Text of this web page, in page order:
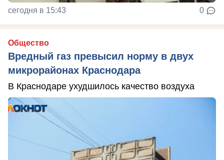
сегодня в 15:43 0
Общество
Вредный газ превысил норму в двух
микрорайонах Краснодара
В Краснодаре ухудшилось качество воздуха